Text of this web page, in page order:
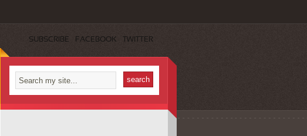
SUBSCRIBE FACEBOOK TWITTER